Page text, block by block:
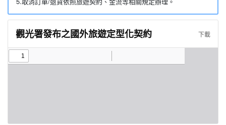
觀光署發布之國外旅遊定型化契約 下載